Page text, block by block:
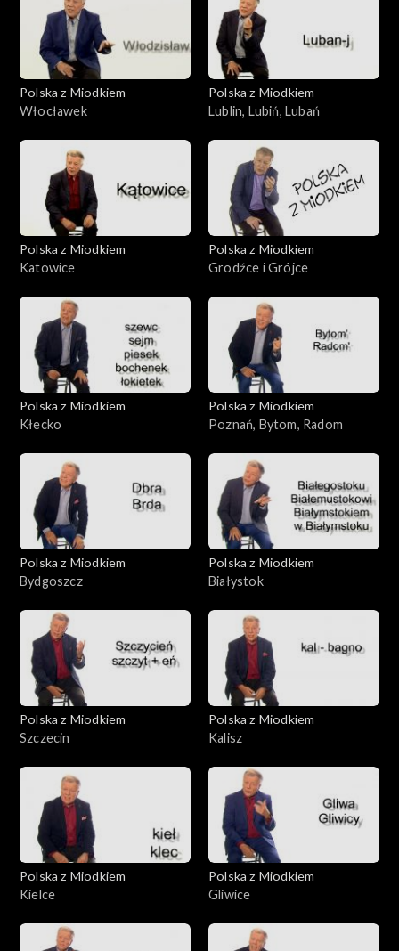
Polska z Miodkiem
Włocławek
Polska z Miodkiem
Lublin, Lubiń, Lubań
Polska z Miodkiem
Katowice
Polska z Miodkiem
Grodźce i Grójce
Polska z Miodkiem
Kłecko
Polska z Miodkiem
Poznań, Bytom, Radom
Polska z Miodkiem
Bydgoszcz
Polska z Miodkiem
Białystok
Polska z Miodkiem
Szczecin
Polska z Miodkiem
Kalisz
Polska z Miodkiem
Kielce
Polska z Miodkiem
Gliwice